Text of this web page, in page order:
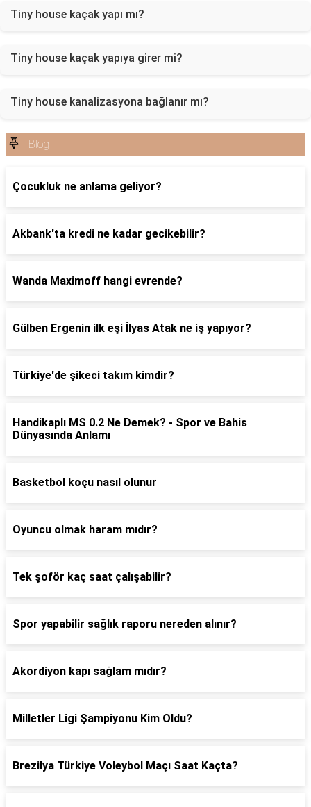
Tiny house kaçak yapı mı?
Tiny house kaçak yapıya girer mi?
Tiny house kanalizasyona bağlanır mı?
Blog
Çocukluk ne anlama geliyor?
Akbank'ta kredi ne kadar gecikebilir?
Wanda Maximoff hangi evrende?
Gülben Ergenin ilk eşi İlyas Atak ne iş yapıyor?
Türkiye'de şikeci takım kimdir?
Handikaplı MS 0.2 Ne Demek? - Spor ve Bahis
Dünyasında Anlamı
Basketbol koçu nasıl olunur
Oyuncu olmak haram mıdır?
Tek şoför kaç saat çalışabilir?
Spor yapabilir sağlık raporu nereden alınır?
Akordiyon kapı sağlam mıdır?
Milletler Ligi Şampiyonu Kim Oldu?
Brezilya Türkiye Voleybol Maçı Saat Kaçta?